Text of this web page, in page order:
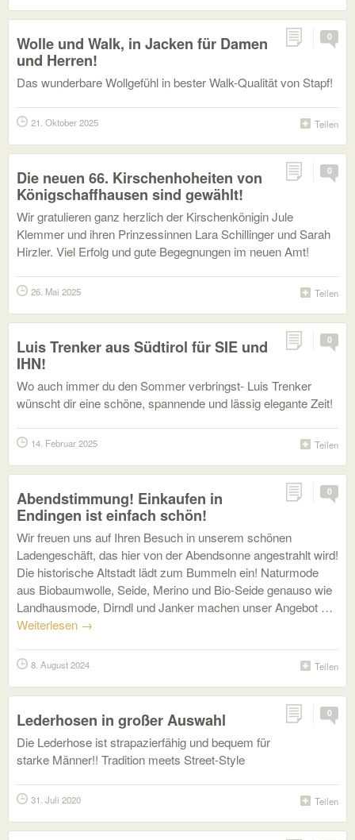
0
Wolle und Walk, in Jacken für Damen
und Herren!
Das wunderbare Wollgefühl in bester Walk-Qualität von Stapf!
Teilen
21. Oktober 2025
0
Die neuen 66. Kirschenhoheiten von
Königschaffhausen sind gewählt!
Wir gratulieren ganz herzlich der Kirschenkönigin Jule
Klemmer und ihren Prinzessinnen Lara Schillinger und Sarah
Hirzler. Viel Erfolg und gute Begegnungen im neuen Amt!
Teilen
26. Mai 2025
0
Luis Trenker aus Südtirol für SIE und
IHN!
Wo auch immer du den Sommer verbringst- Luis Trenker
wünscht dir eine schöne, spannende und lässig elegante Zeit!
Teilen
14. Februar 2025
0
Abendstimmung! Einkaufen in
Endingen ist einfach schön!
Wir freuen uns auf Ihren Besuch in unserem schönen
Ladengeschäft, das hier von der Abendsonne angestrahlt wird!
Die historische Altstadt lädt zum Bummeln ein! Naturmode
aus Biobaumwolle, Seide, Merino und Bio-Seide genauso wie
Landhausmode, Dirndl und Janker machen unser Angebot …
Weiterlesen →
Teilen
8. August 2024
0
Lederhosen in großer Auswahl
Die Lederhose ist strapazierfähig und bequem für
starke Männer!! Tradition meets Street-Style
Teilen
31. Juli 2020